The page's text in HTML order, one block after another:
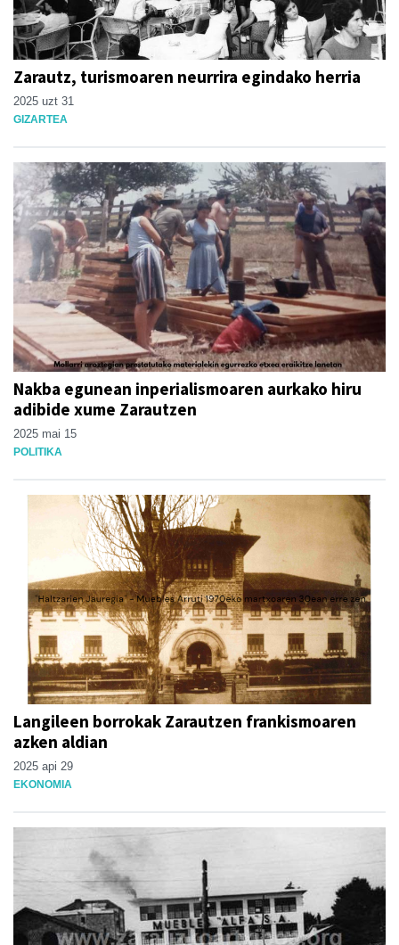
Zarautz, turismoaren neurrira egindako herria
2025 uzt 31
GIZARTEA
Nakba egunean inperialismoaren aurkako hiru
adibide xume Zarautzen
2025 mai 15
POLITIKA
Langileen borrokak Zarautzen frankismoaren
azken aldian
2025 api 29
EKONOMIA